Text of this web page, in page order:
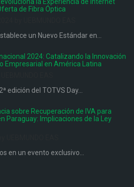
de Fibra Óptica
un Nuevo Estándar en...
2024: Catalizando la Innovación
Empresarial en América Latina
edición del TOTVS Day...
sobre Recuperación de IVA para
Paraguay: Implicaciones de la Ley
en un evento exclusivo...